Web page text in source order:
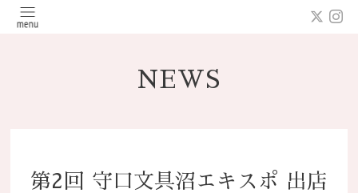
NEWS
第2回 守口文具沼エキスポ 出店